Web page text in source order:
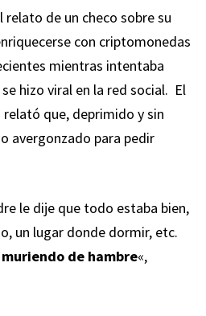
relato de un checo sobre su
con criptomonedas
mientras intentaba
hizo viral en la red social. El
relató que, deprimido y sin
avergonzado para pedir
le dije que todo estaba bien,
un lugar donde dormir, etc.
de hambre«,